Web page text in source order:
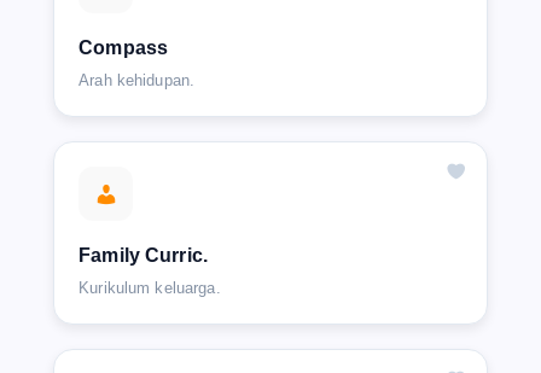
Compass
Arah kehidupan.
Family Curric.
Kurikulum keluarga.